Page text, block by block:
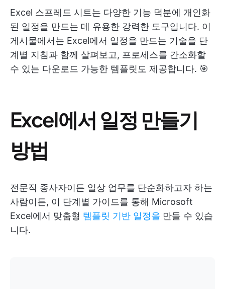
Excel 스프레드 시트는 다양한 기능 덕분에 개인화
된 일정을 만드는 데 유용한 강력한 도구입니다. 이
게시물에서는 Excel에서 일정을 만드는 기술을 단
계별 지침과 함께 살펴보고, 프로세스를 간소화할
수 있는 다운로드 가능한 템플릿도 제공합니다. 🎯
Excel에서 일정 만들기
방법
전문직 종사자이든 일상 업무를 단순화하고자 하는
사람이든, 이 단계별 가이드를 통해 Microsoft
Excel에서 맞춤형 템플릿 기반 일정을 만들 수 있습
니다.